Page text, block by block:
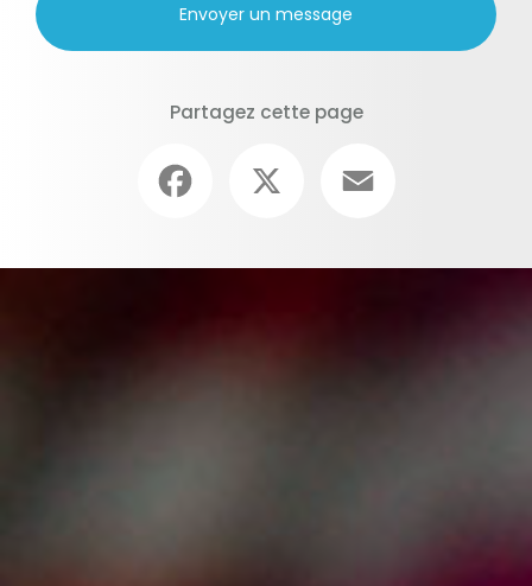
Envoyer un message
Partagez cette page